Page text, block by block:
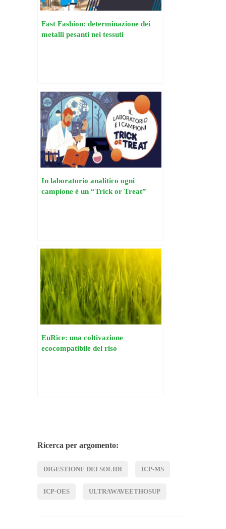
Fast Fashion: determinazione dei
metalli pesanti nei tessuti
In laboratorio analitico ogni
campione è un “Trick or Treat”
EuRice: una coltivazione
ecocompatibile del riso
Ricerca per argomento:
DIGESTIONE DEI SOLIDI ICP-MS
ICP-OES ULTRAWAVEETHOSUP